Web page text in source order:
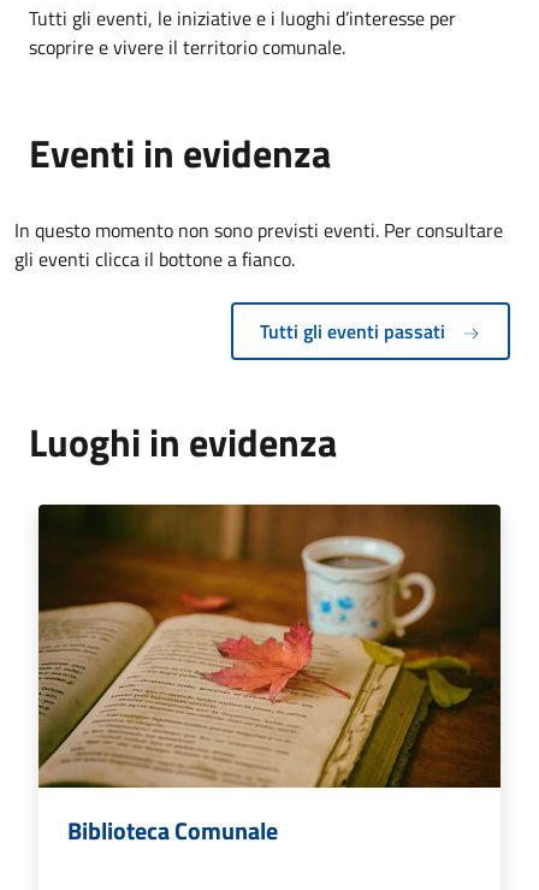
Tutti gli eventi, le iniziative e i luoghi d’interesse per
scoprire e vivere il territorio comunale.
Eventi in evidenza
In questo momento non sono previsti eventi. Per consultare
gli eventi clicca il bottone a fianco.
Tutti gli eventi passati
Luoghi in evidenza
Biblioteca Comunale